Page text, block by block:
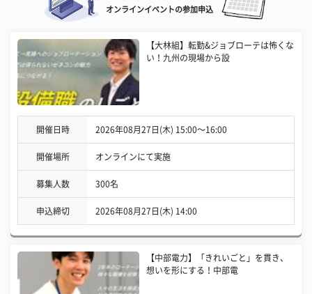
オンラインイベントの参加申込
【大林組】転勤&ジョブローテは怖くな
い！九州の現場から設
開催日時 2026年08月27日(木) 15:00〜16:00
開催場所 オンラインにて実施
募集人数 300名
申込締切 2026年08月27日(木) 14:00
【中部電力】「きれいごと」を貫き、
想いを形にする！中部電